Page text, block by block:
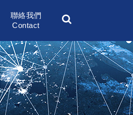
聯絡我們
Contact